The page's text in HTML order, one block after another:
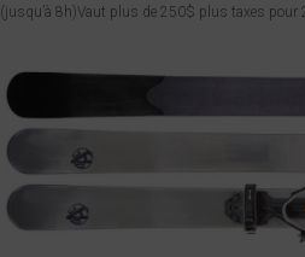
(jusqu’à 8h)Vaut plus de 250$ plus taxes pour